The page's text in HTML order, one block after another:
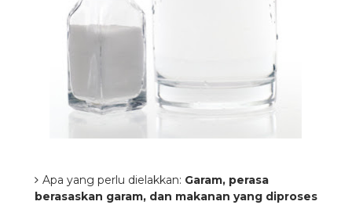
Apa yang perlu dielakkan: Garam, perasa
berasaskan garam, dan makanan yang diproses